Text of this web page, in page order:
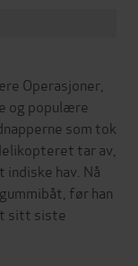
Operasjoner,
og populære
som tok
tar av,
hav. Nå
før han
sitt siste